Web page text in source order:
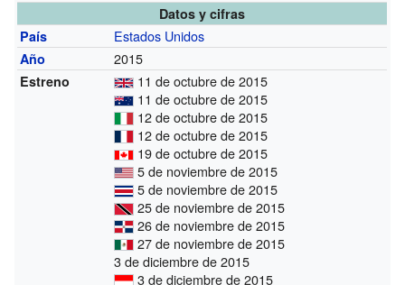
Datos y cifras
País
Estados Unidos
Año 2015
Estreno
11 de octubre de 2015
11 de octubre de 2015
12 de octubre de 2015
12 de octubre de 2015
19 de octubre de 2015
5 de noviembre de 2015
5 de noviembre de 2015
25 de noviembre de 2015
26 de noviembre de 2015
27 de noviembre de 2015
3 de diciembre de 2015
3 de diciembre de 2015